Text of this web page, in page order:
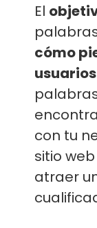
El
cómo
con tu
sitio
atraer